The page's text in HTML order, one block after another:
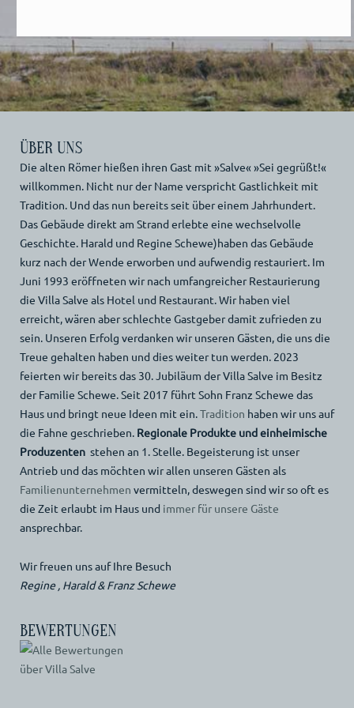
ÜBER UNS
Die alten Römer hießen ihren Gast mit »Salve« »Sei gegrüßt!«
willkommen. Nicht nur der Name verspricht Gastlichkeit mit
Tradition. Und das nun bereits seit über einem Jahrhundert.
Das Gebäude direkt am Strand erlebte eine wechselvolle
Geschichte. Harald und Regine Schewe)haben das Gebäude
kurz nach der Wende erworben und aufwendig restauriert. Im
Juni 1993 eröffneten wir nach umfangreicher Restaurierung
die Villa Salve als Hotel und Restaurant. Wir haben viel
erreicht, wären aber schlechte Gastgeber damit zufrieden zu
sein. Unseren Erfolg verdanken wir unseren Gästen, die uns die
Treue gehalten haben und dies weiter tun werden. 2023
feierten wir bereits das 30. Jubiläum der Villa Salve im Besitz
der Familie Schewe. Seit 2017 führt Sohn Franz Schewe das
Haus und bringt neue Ideen mit ein.Tradition haben wir uns auf
die Fahne geschrieben. Regionale Produkte und einheimische
Produzenten stehen an 1. Stelle. Begeisterung ist unser
Antrieb und das möchten wir allen unseren Gästen als
Familienunternehmen vermitteln, deswegen sind wir so oft es
die Zeit erlaubt im Haus und immer für unsere Gäste
ansprechbar.
Wir freuen uns auf Ihre Besuch
Regine , Harald & Franz Schewe
BEWERTUNGEN